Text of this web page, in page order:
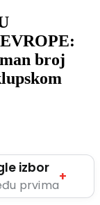
broj
izbor
prvima
+